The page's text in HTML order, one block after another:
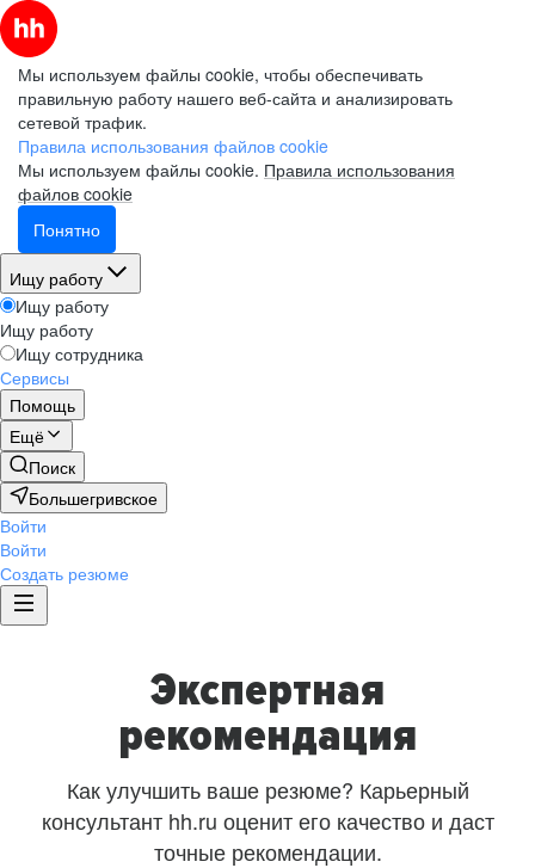
Мы используем файлы cookie, чтобы обеспечивать
правильную работу нашего веб-сайта и анализировать
сетевой трафик.
Правила использования файлов cookie
Мы используем файлы cookie. Правила использования
файлов cookie
Понятно
Ищу работу
Ищу работу
Ищу работу
Ищу сотрудника
Сервисы
Помощь
Ещё
Поиск
Большегривское
Войти
Войти
Создать резюме
Экспертная
рекомендация
Как улучшить ваше резюме? Карьерный
консультант hh.ru оценит его качество и даст
точные рекомендации.